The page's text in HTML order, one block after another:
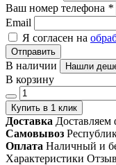
Ваш номер телефона *
Email
Я согласен на
Отправить
В наличии Нашли
В корзину
Купить в 1 клик
Доставка Доставляем
Самовывоз
Оплата Наличный и
Характеристики